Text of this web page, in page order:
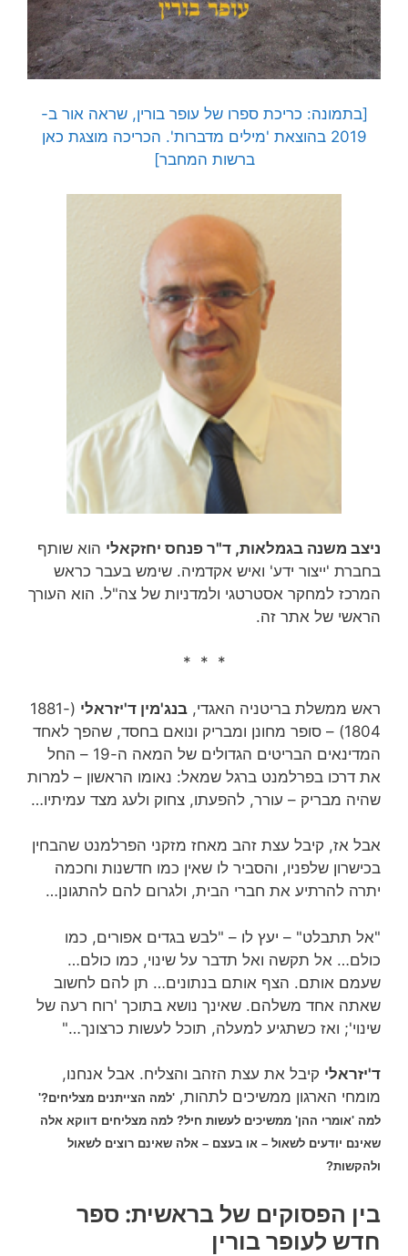
[בתמונה: כריכת ספרו של עופר בורין, שראה אור ב-
2019 בהוצאת 'מילים מדברות'. הכריכה מוצגת כאן
ברשות המחבר]
ניצב משנה בגמלאות, ד"ר פנחס יחזקאלי הוא שותף
בחברת 'ייצור ידע' ואיש אקדמיה. שימש בעבר כראש
המרכז למחקר אסטרטגי ולמדניות של צה"ל. הוא העורך
הראשי של אתר זה.
* * *
ראש ממשלת בריטניה האגדי, בנג'מין ד'יזראלי
(1881-
1804) – סופר מחונן ומבריק ונואם בחסד, שהפך לאחד
המדינאים הבריטים הגדולים של המאה ה-19 – החל
את דרכו בפרלמנט ברגל שמאל: נאומו הראשון – למרות
שהיה מבריק – עורר, להפעתו, צחוק ולעג מצד עמיתיו…
אבל אז, קיבל עצת זהב מאחז מזקני הפרלמנט שהבחין
בכישרון שלפניו, והסביר לו שאין כמו חדשנות וחכמה
יתרה להרתיע את חברי הבית, ולגרום להם להתגונן…
"אל תתבלט" – יעץ לו – "לבש בגדים אפורים, כמו
כולם… אל תקשה ואל תדבר על שינוי, כמו כולם…
שעמם אותם. הצף אותם בנתונים… תן להם לחשוב
שאתה אחד משלהם. שאינך נושא בתוכך 'רוח רעה של
שינוי'; ואז כשתגיע למעלה, תוכל לעשות כרצונך…"
ד'יזראלי קיבל את עצת הזהב והצליח. אבל אנחנו,
מומחי הארגון ממשיכים לתהות, 'למה הצייתנים מצליחים?'
למה 'אומרי ההן' ממשיכים לעשות חיל? למה מצליחים דווקא אלה
שאינם יודעים לשאול – או בעצם – אלה שאינם רוצים לשאול
ולהקשות?
בין הפסוקים של בראשית: ספר
חדש לעופר בורין